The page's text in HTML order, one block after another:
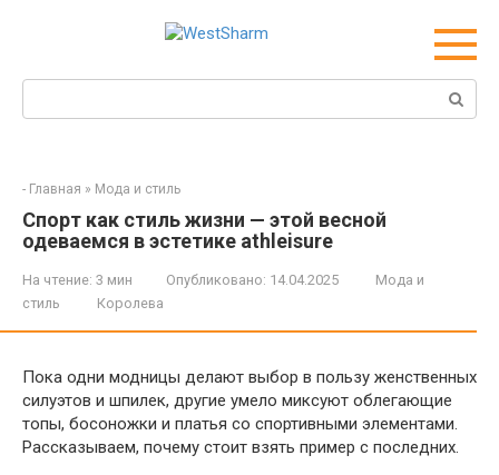
- Главная » Мода и стиль
Спорт как стиль жизни — этой весной
одеваемся в эстетике athleisure
На чтение: 3 мин Опубликовано: 14.04.2025
Мода и
стиль
Королева
Пока одни модницы делают выбор в пользу женственных
силуэтов и шпилек, другие умело миксуют облегающие
топы, босоножки и платья со спортивными элементами.
Рассказываем, почему стоит взять пример с последних.